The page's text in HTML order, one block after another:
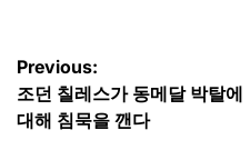
글
탐
Previous:
조던 칠레스가 동메달 박탈에
대해 침묵을 깬다